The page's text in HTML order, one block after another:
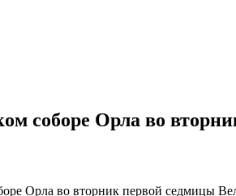
соборе Орла во